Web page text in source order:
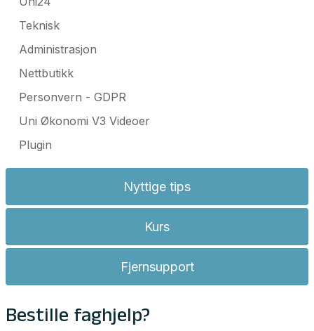
Teknisk
Administrasjon
Nettbutikk
Personvern - GDPR
Uni Økonomi V3 Videoer
Plugin
Nyttige tips
Kurs
Fjernsupport
Bestille faghjelp?